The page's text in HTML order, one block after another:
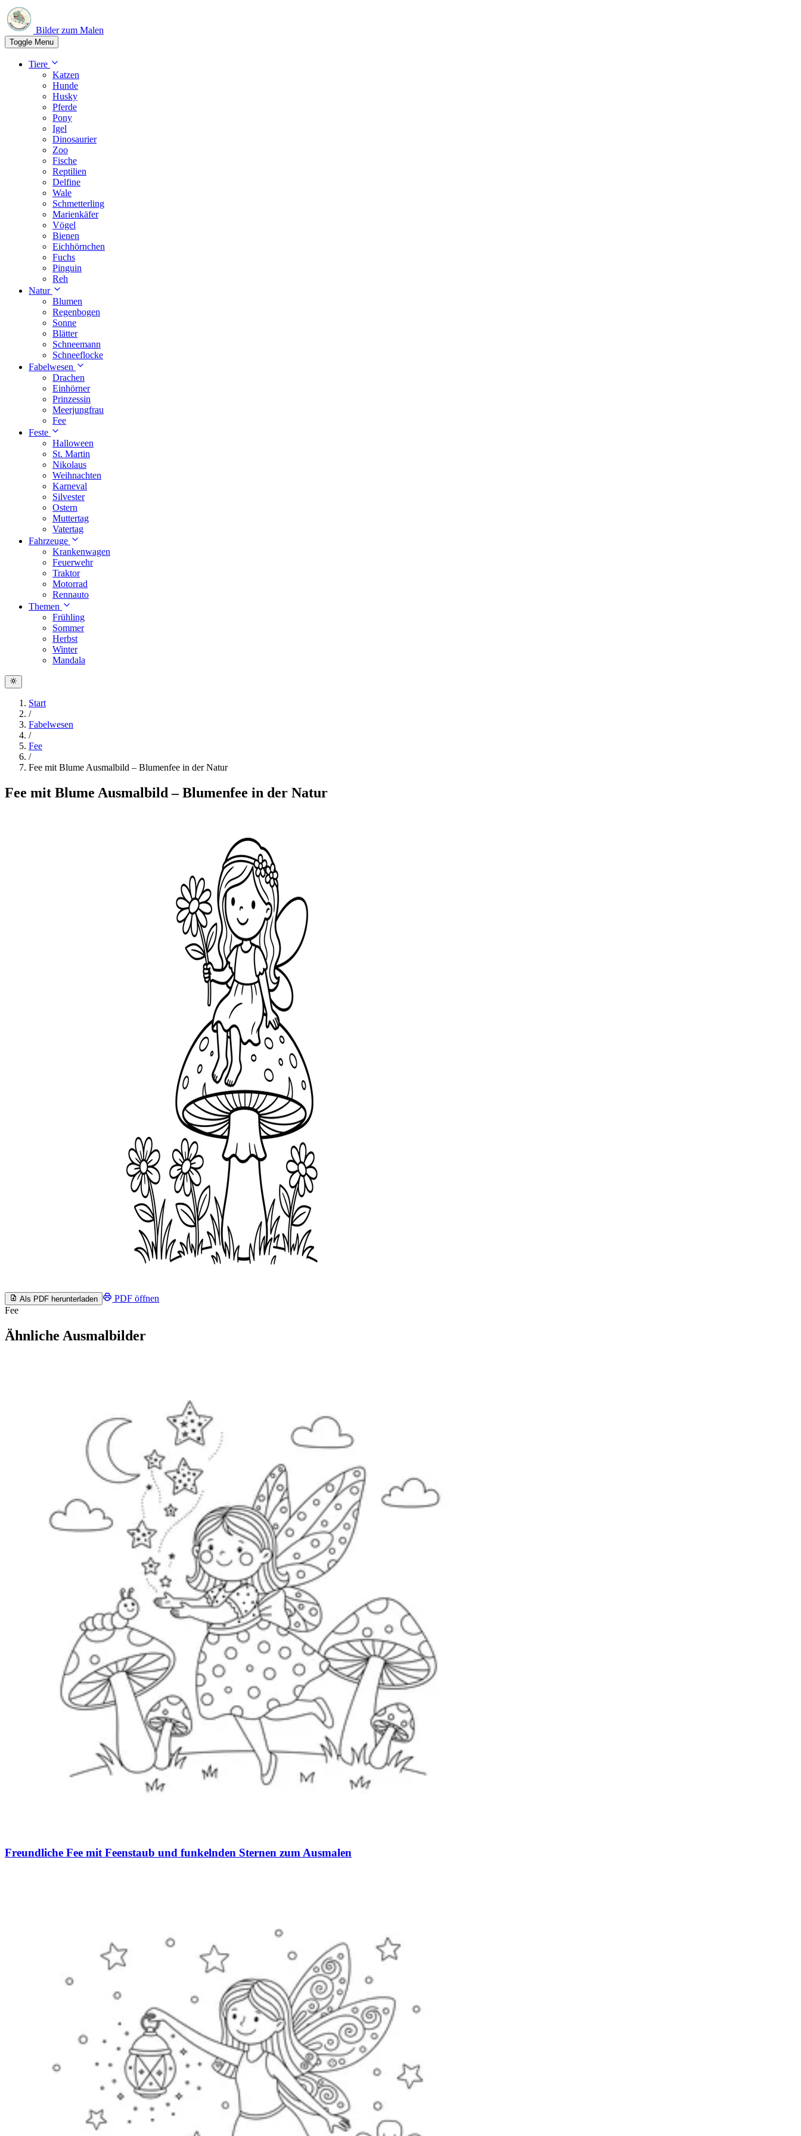
Bilder zum Malen
Toggle Menu
Tiere
Katzen
Hunde
Husky
Pferde
Pony
Igel
Dinosaurier
Zoo
Fische
Reptilien
Delfine
Wale
Schmetterling
Marienkäfer
Vögel
Bienen
Eichhörnchen
Fuchs
Pinguin
Reh
Natur
Blumen
Regenbogen
Sonne
Blätter
Schneemann
Schneeflocke
Fabelwesen
Drachen
Einhörner
Prinzessin
Meerjungfrau
Fee
Feste
Halloween
St. Martin
Nikolaus
Weihnachten
Karneval
Silvester
Ostern
Muttertag
Vatertag
Fahrzeuge
Krankenwagen
Feuerwehr
Traktor
Motorrad
Rennauto
Themen
Frühling
Sommer
Herbst
Winter
Mandala
Start
/
Fabelwesen
/
Fee
/
Fee mit Blume Ausmalbild – Blumenfee in der Natur
Fee mit Blume Ausmalbild – Blumenfee in der Natur
Als PDF herunterladen
PDF öffnen
Fee
Ähnliche Ausmalbilder
Freundliche Fee mit Feenstaub und funkelnden Sternen zum Ausmalen